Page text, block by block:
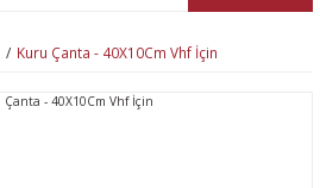
Kuru Çanta - 40X10Cm Vhf İçin